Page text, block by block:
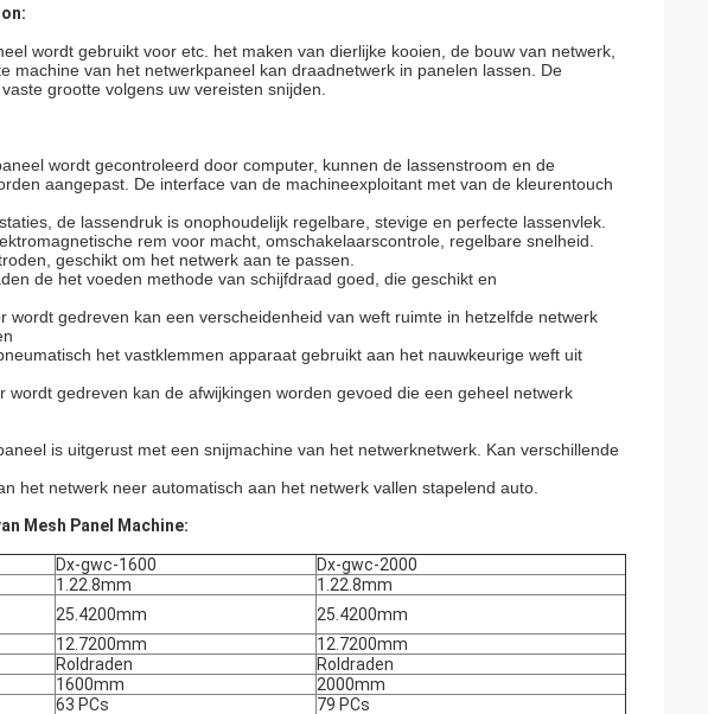
wordt gebruikt voor etc. het maken van dierlijke kooien, de bouw van netwerk,
machine van het netwerkpaneel kan draadnetwerk in panelen lassen. De
grootte volgens uw vereisten snijden.
wordt gecontroleerd door computer, kunnen de lassenstroom en de
aangepast. De interface van de machineexploitant met van de kleurentouch
de lassendruk is onophoudelijk regelbare, stevige en perfecte lassenvlek.
rem voor macht, omschakelaarscontrole, regelbare snelheid.
geschikt om het netwerk aan te passen.
de het voeden methode van schijfdraad goed, die geschikt en
gedreven kan een verscheidenheid van weft ruimte in hetzelfde netwerk
het vastklemmen apparaat gebruikt aan het nauwkeurige weft uit
gedreven kan de afwijkingen worden gevoed die een geheel netwerk
is uitgerust met een snijmachine van het netwerknetwerk. Kan verschillende
het netwerk neer automatisch aan het netwerk vallen stapelend auto.
Mesh Panel Machine:
Dx-gwc-1600
Dx-gwc-2000
1.22.8mm
1.22.8mm
25.4200mm
25.4200mm
12.7200mm
12.7200mm
Roldraden
Roldraden
1600mm
2000mm
63 PCs
79 PCs